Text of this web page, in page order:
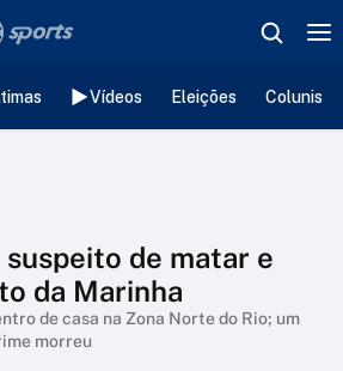
Vídeos Eleições
de matar e
da Marinha
de casa na Zona Norte do Rio; um
morreu